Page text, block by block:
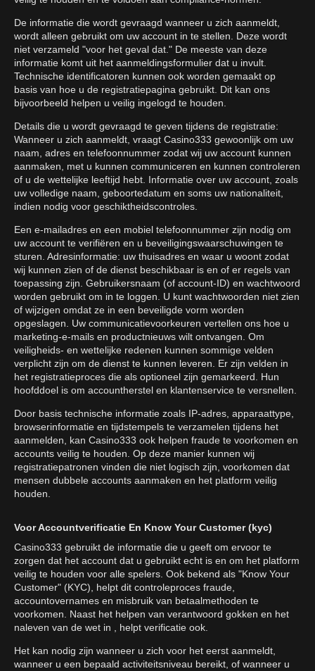
De informatie die wordt gevraagd wanneer u zich aanmeldt,
wordt alleen gebruikt om uw account in te stellen. Deze wordt
niet verzameld "voor het geval dat." De meeste van deze
informatie komt uit het aanmeldingsformulier dat u invult.
Technische identificatoren kunnen ook worden gemaakt op
basis van hoe u de registratiepagina gebruikt. Dit kan ons
bijvoorbeeld helpen u veilig ingelogd te houden.
Details die u wordt gevraagd te geven tijdens de registratie:
Wanneer u zich aanmeldt, vraagt Casino333 gewoonlijk om uw
naam, adres en telefoonnummer zodat wij uw account kunnen
aanmaken, met u kunnen communiceren en kunnen controleren
of u de wettelijke leeftijd hebt. Informatie over uw account, zoals
uw volledige naam, geboortedatum en soms uw nationaliteit,
indien nodig voor geschiktheidscontroles.
Een e-mailadres en een mobiel telefoonnummer zijn nodig om
uw account te verifiëren en u beveiligingswaarschuwingen te
sturen. Adresinformatie: uw thuisadres en waar u woont zodat
wij kunnen zien of de dienst beschikbaar is en of er regels van
toepassing zijn. Gebruikersnaam (of account-ID) en wachtwoord
worden gebruikt om in te loggen. U kunt wachtwoorden niet zien
of wijzigen omdat ze in een beveiligde vorm worden
opgeslagen. Uw communicatievoorkeuren vertellen ons hoe u
marketing-e-mails en productnieuws wilt ontvangen. Om
veiligheids- en wettelijke redenen kunnen sommige velden
verplicht zijn om de dienst te kunnen leveren. Er zijn velden in
het registratieproces die als optioneel zijn gemarkeerd. Hun
hoofddoel is om accountherstel en klantenservice te versnellen.
Door basis technische informatie zoals IP-adres, apparaattype,
browserinformatie en tijdstempels te verzamelen tijdens het
aanmelden, kan Casino333 ook helpen fraude te voorkomen en
accounts veilig te houden. Op deze manier kunnen wij
registratiepatronen vinden die niet logisch zijn, voorkomen dat
mensen dubbele accounts aanmaken en het platform veilig
houden.
Voor Accountverificatie En Know Your Customer (kyc)
Casino333 gebruikt de informatie die u geeft om ervoor te
zorgen dat het account dat u gebruikt echt is en om het platform
veilig te houden voor alle spelers. Ook bekend als "Know Your
Customer" (KYC), helpt dit controleproces fraude,
accountovernames en misbruik van betaalmethoden te
voorkomen. Naast het helpen van verantwoord gokken en het
naleven van de wet in , helpt verificatie ook.
Het kan nodig zijn wanneer u zich voor het eerst aanmeldt,
wanneer u een bepaald activiteitsniveau bereikt, of wanneer u